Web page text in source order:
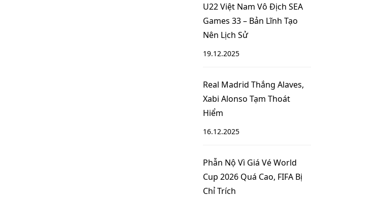
U22 Việt Nam Vô Địch SEA
Games 33 – Bản Lĩnh Tạo
Nên Lịch Sử
19.12.2025
Real Madrid Thắng Alaves,
Xabi Alonso Tạm Thoát
Hiểm
16.12.2025
Phẫn Nộ Vì Giá Vé World
Cup 2026 Quá Cao, FIFA Bị
Chỉ Trích